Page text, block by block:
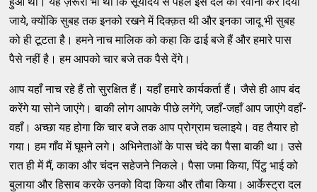
जाये, क्योंकि सुबह तक इनको रखने में दिक्क़त थी और इनका जादू भी सुबह
को ही टूटता है। हमने नाच मालिक को कहा कि ढाई बजे हैं और हमारे पास
पैसे नहीं है। हम आपको चार बजे तक पैसे देंगे।
आप यहाँ नाच रहे हैं तो सुरक्षित हैं। यहाँ हमारे कार्यकर्ता हैं। जैसे ही आप बंद
करेंगे या सोने जाएंगे। बाकी लोग आपके पीछे लगेंगे, जहाँ-जहाँ आप जाएंगे वहाँ-
वहाँ। अच्छा यह होगा कि चार बजे तक आप प्रोग्राम चलाइये। वह तैयार हो
गया। हम गाँव में घूमने लगे। अभिनेताओं के पास चंदे का पैसा बाकी था। उसे
रात ही में मैं, काका और चंदन सहेजने निकले। पैसा जमा किया, पिंटु भाई को
बुलाया और हिसाब करके उनको विदा किया और तौबा किया। आर्केस्ट्रा दल